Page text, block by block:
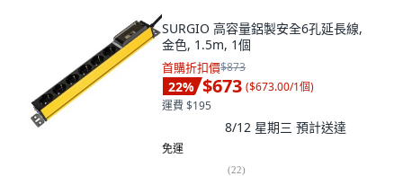
SURGIO 高容量鋁製安全6孔延長線,
金色, 1.5m, 1個
首購折扣價$873
22% $673 ($673.00/1個)
運費 $195
8/12 星期三 預計送達
免運
(22)